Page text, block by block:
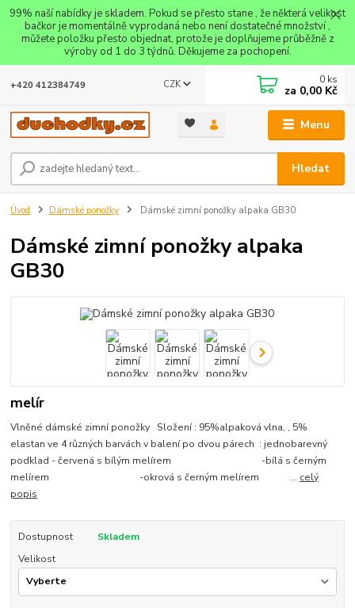
99% naší nabídky je skladem. Pokud se přesto stane , že některá velikost
bačkor je momentálně vyprodaná nebo není dostatečné množství ,
můžete položku přesto objednat, protože je doplňujeme průběžně z
výroby od 1 do 3 týdnů. Děkujeme za pochopení.
Menu
CZK
Hledat
+420 412384749 0 ks
za 0,00 Kč
Úvod Dámské ponožky Dámské zimní ponožky alpaka GB30
Dámské zimní ponožky alpaka
GB30
melír
Vlněné dámské zimní ponožky Složení : 95%alpaková vlna, , 5%
elastan ve 4 různých barvách v balení po dvou párech : jednobarevný
podklad - červená s bílým melírem -bílá s černým
melírem -okrová s černým melírem ... celý
popis
Dostupnost
Skladem
Velikost